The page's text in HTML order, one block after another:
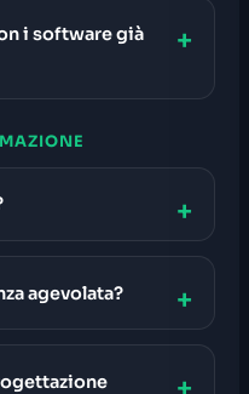
i software già
agevolata?